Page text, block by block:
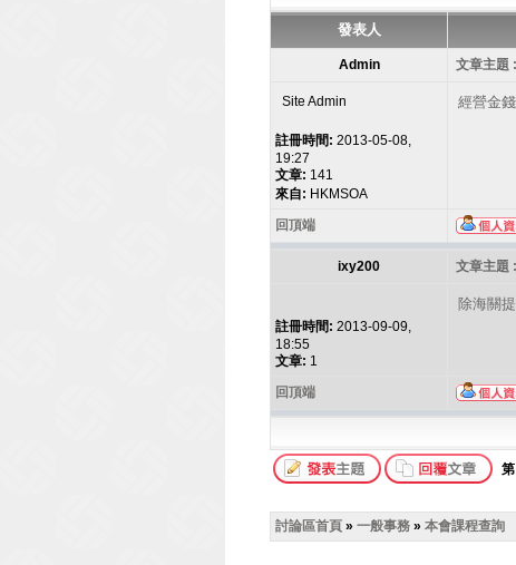
發表人
Admin 文章主題 :
Site Admin
註冊時間: 2013-05-08,
19:27
文章: 141
來自: HKMSOA
經營金
回頂端
ixy200 文章主題 :
註冊時間: 2013-09-09,
18:55
文章: 1
除海關
回頂端
第
討論區首頁 » 一般事務 » 本會課程查詢